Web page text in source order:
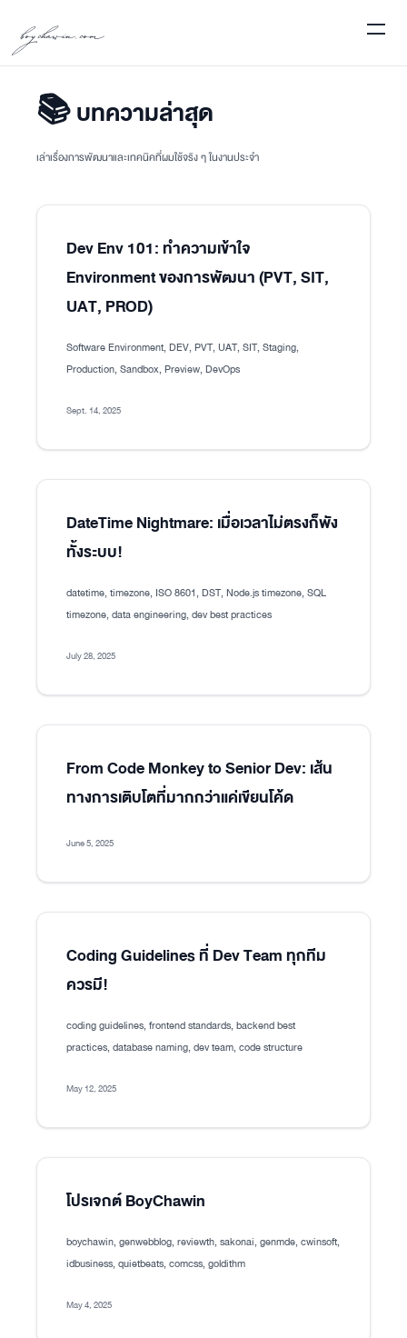
boychawin.com
📚 บทความล่าสุด
เล่าเรื่องการพัฒนาและเทคนิคที่ผมใช้จริง ๆ ในงานประจำ
Dev Env 101: ทำความเข้าใจ
Environment ของการพัฒนา (PVT, SIT,
UAT, PROD)
Software Environment, DEV, PVT, UAT, SIT, Staging,
Production, Sandbox, Preview, DevOps
Sept. 14, 2025
DateTime Nightmare: เมื่อเวลาไม่ตรงก็พัง
ทั้งระบบ!
datetime, timezone, ISO 8601, DST, Node.js timezone, SQL
timezone, data engineering, dev best practices
July 28, 2025
From Code Monkey to Senior Dev: เส้น
ทางการเติบโตที่มากกว่าแค่เขียนโค้ด
June 5, 2025
Coding Guidelines ที่ Dev Team ทุกทีม
ควรมี!
coding guidelines, frontend standards, backend best
practices, database naming, dev team, code structure
May 12, 2025
โปรเจกต์ BoyChawin
boychawin, genwebblog, reviewth, sakonai, genmde, cwinsoft,
idbusiness, quietbeats, comcss, goldithm
May 4, 2025